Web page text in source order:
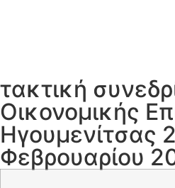
τακτική
Οικονομικής
Ηγουμενίτσας
Φεβρουαρίου